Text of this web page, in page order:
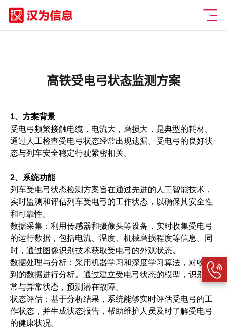
高铁受电弓状态监测方案
1、方案背景
受电弓频繁接触电缆，电流大，磨损大，是典型的耗材。
通过人工检查受电弓状态经常出现遗漏。受电弓的良好状
态与列车安全稳定行驶紧密相关。
2、系统功能
列车受电弓状态检测方案旨在通过先进的人工智能技术，
实时监测和评估列车受电弓的工作状态，以确保其安全性
和可靠性。
数据采集：利用传感器和摄像头等设备，实时收集受电弓
的运行数据，包括电流、温度、机械磨损程度等信息。同
时，通过图像识别技术获取受电弓的外观状态。
数据处理与分析：采用机器学习和深度学习算法，对收集
到的数据进行分析。通过建立受电弓状态的模型，识别正
常与异常状态，预测潜在故障。
状态评估：基于分析结果，系统能够实时评估受电弓的工
作状态，并生成状态报告，帮助维护人员及时了解受电弓
的健康状况。